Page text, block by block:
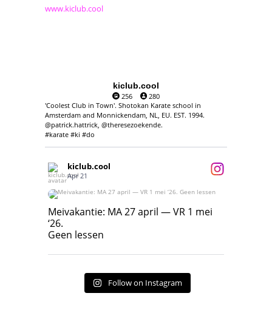
www.kiclub.cool
kiclub.cool
256
280
'Coolest Club in Town'. Shotokan Karate school in
Amsterdam and Monnickendam, NL, EU. EST. 1994.
@patrick.hattrick, @theresezoekende.
#karate #ki #do
kiclub.cool
Apr 21
Meivakantie: MA 27 april — VR 1 mei ‘26.
Geen lessen
Meivakantie: MA 27 april — VR 1 mei
‘26.
Geen lessen
Follow on Instagram